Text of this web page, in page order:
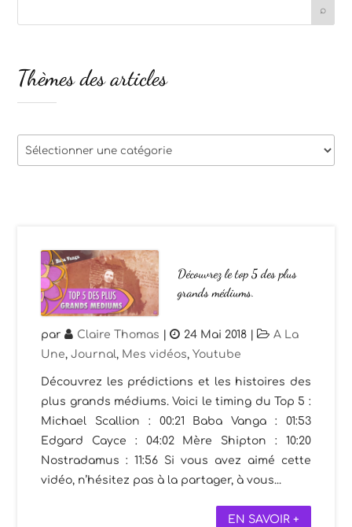
Découvrez le top 5 des plus
grands médiums.
par Claire Thomas | 24 Mai 2018 |
A La
Une,Journal, Mes vidéos,Youtube
Découvrez les prédictions et les histoires des
plus grands médiums. Voici le timing du Top 5 :
Michael Scallion : 00:21 Baba Vanga : 01:53
Edgard Cayce : 04:02 Mère Shipton : 10:20
Nostradamus : 11:56 Si vous avez aimé cette
vidéo, n’hésitez pas à la partager, à vous...
EN SAVOIR +
Thèmes des articles
Thèmes
des